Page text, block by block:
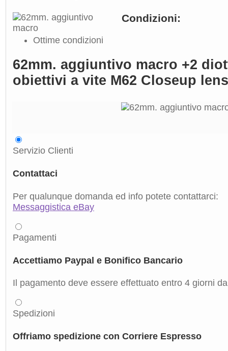
Condizioni:
Ottime condizioni
62mm. aggiuntivo macro +2
obiettivi a vite M62 Closeup
Servizio Clienti
Contattaci
Per qualunque domanda ed info potete contattarci:
Messaggistica eBay
Pagamenti
Accettiamo Paypal e Bonifico Bancario
Il pagamento deve essere effettuato entro 4 giorni
Spedizioni
Offriamo spedizione con Corriere Espresso